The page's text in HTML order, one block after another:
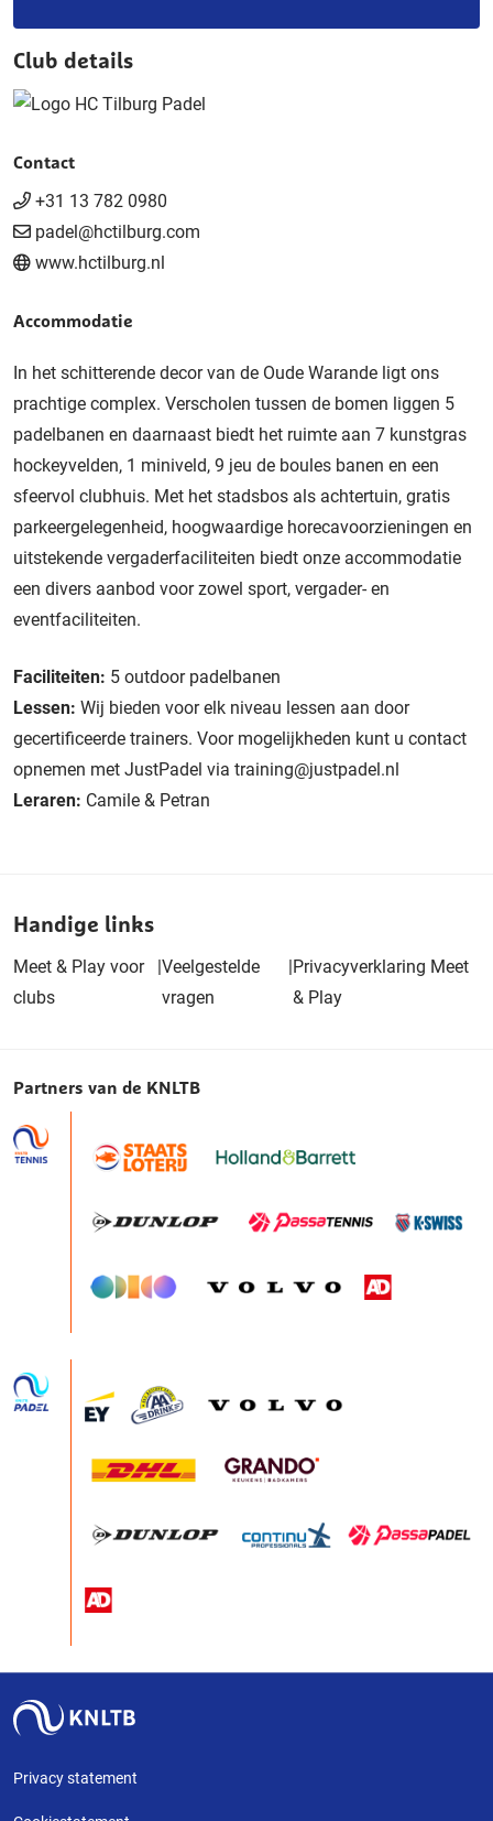
Club details
Contact
+31 13 782 0980
padel@hctilburg.com
www.hctilburg.nl
Accommodatie
In het schitterende decor van de Oude Warande ligt ons
prachtige complex. Verscholen tussen de bomen liggen 5
padelbanen en daarnaast biedt het ruimte aan 7 kunstgras
hockeyvelden, 1 miniveld, 9 jeu de boules banen en een
sfeervol clubhuis. Met het stadsbos als achtertuin, gratis
parkeergelegenheid, hoogwaardige horecavoorzieningen en
uitstekende vergaderfaciliteiten biedt onze accommodatie
een divers aanbod voor zowel sport, vergader- en
eventfaciliteiten.
Faciliteiten: 5 outdoor padelbanen
Lessen: Wij bieden voor elk niveau lessen aan door
gecertificeerde trainers. Voor mogelijkheden kunt u contact
opnemen met JustPadel via training@justpadel.nl
Leraren: Camile & Petran
Handige links
Meet & Play voor
clubs
|Veelgestelde
vragen
|Privacyverklaring Meet
& Play
Partners van de KNLTB
Privacy statement